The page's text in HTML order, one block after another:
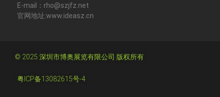
E-mail：rho@szjfz.net
官网地址:www.ideasz.cn
© 2025 深圳市博奥展览有限公司 版权所有
粤ICP备13082615号-4